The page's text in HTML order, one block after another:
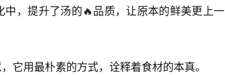
中，提升了汤的🔥品质，让原本的鲜美更上一
它用最朴素的方式，诠释着食材的本真。